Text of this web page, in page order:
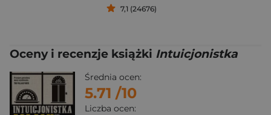
7,1 (24676)
Oceny i recenzje książki Intuicjonistka
Średnia ocen:
5.71 /10
Liczba ocen: